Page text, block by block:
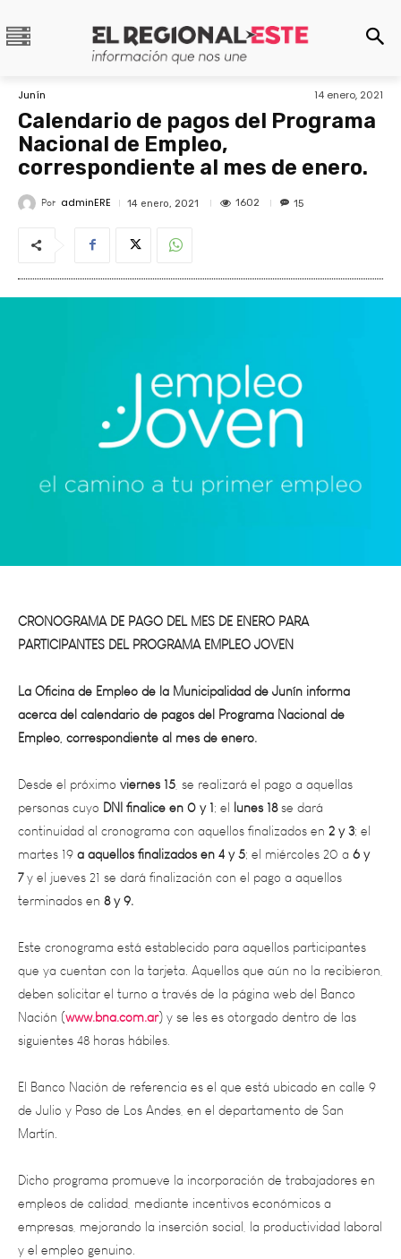
Junín 14 enero, 2021
Calendario de pagos del Programa
Nacional de Empleo,
correspondiente al mes de enero.
Por adminERE 14 enero, 2021 1602 15
CRONOGRAMA DE PAGO DEL MES DE ENERO PARA
PARTICIPANTES DEL PROGRAMA EMPLEO JOVEN
La Oficina de Empleo de la Municipalidad de Junín informa
acerca del calendario de pagos del Programa Nacional de
Empleo, correspondiente al mes de enero.
Desde el próximoviernes 15, se realizará el pago a aquellas
personas cuyoDNI finalice en 0 y 1; ellunes 18se dará
continuidad al cronograma con aquellos finalizados en2 y 3
martes 19a aquellos finalizados en 4 y 5; el miércoles 20 a6 y
7y el jueves 21se dará finalización con el pago a aquellos
terminados en8 y 9.
Este cronograma está establecido para aquellos participantes
que ya cuentan con la tarjeta. Aquellos que aún no la recibieron,
deben solicitar el turno a través de la página web del Banco
Nación (www.bna.com.ar) y se les es otorgado dentro de las
siguientes 48 horas hábiles.
El Banco Nación de referencia es el que está ubicado en calle 9
de Julio y Paso de Los Andes, en el departamento de San
Martín.
Dicho programa promueve la incorporación de trabajadores en
empleos de calidad, mediante incentivos económicos a
empresas, mejorando la inserción social, la productividad laboral
y el empleo genuino.